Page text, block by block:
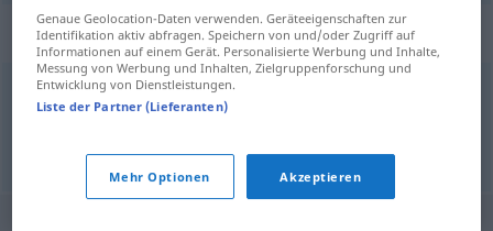
Synonyme für "Kohlenstoff"
C (Symbol)
© OpenThesaurus.de
Genaue Geolocation-Daten verwenden. Geräteeigenschaften zur
Identifikation aktiv abfragen. Speichern von und/oder Zugriff auf
Informationen auf einem Gerät. Personalisierte Werbung und Inhalte,
Messung von Werbung und Inhalten, Zielgruppenforschung und
Entwicklung von Dienstleistungen.
Liste der Partner (Lieferanten)
Mehr Optionen Akzeptieren